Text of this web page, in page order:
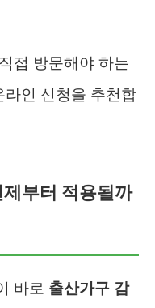
접 방문해야 하는
라인 신청을 추천합
부터 적용될까
바로 출산가구 감